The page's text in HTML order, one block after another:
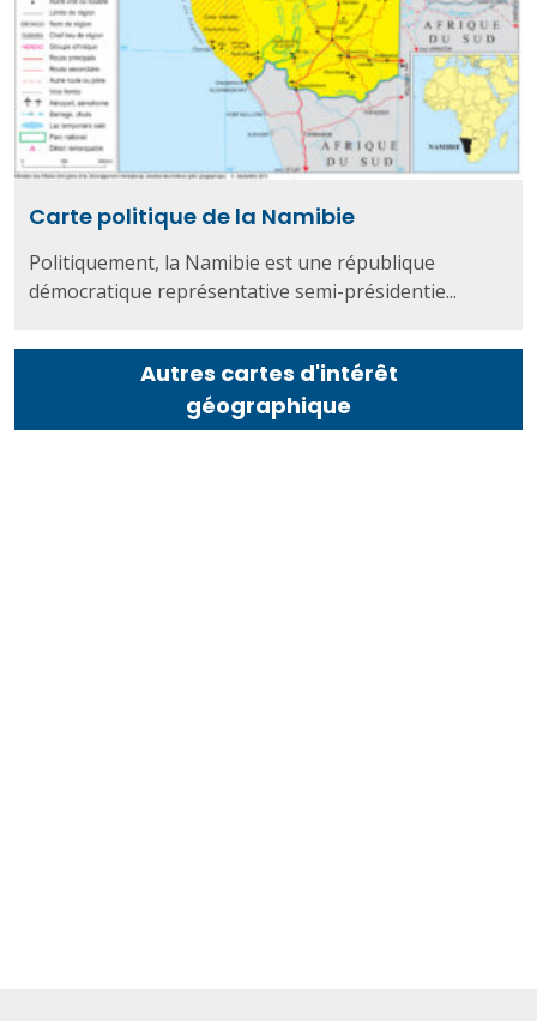
Carte politique de la Namibie
Politiquement, la Namibie est une république
démocratique représentative semi-présidentie...
Autres cartes d'intérêt
géographique